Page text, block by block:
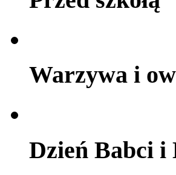
Warzywa i
Dzień Babci i